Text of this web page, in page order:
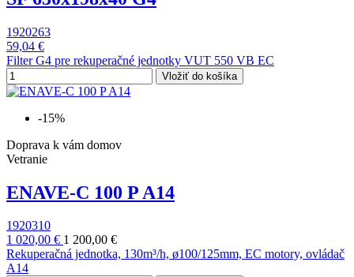
1920263
59,04 €
Filter G4 pre rekuperačné jednotky VUT 550 VB EC
Vložiť do košíka
-15%
Doprava k vám domov
Vetranie
ENAVE-C 100 P A14
1920310
1 020,00 € 1 200,00 €
Rekuperačná jednotka, 130m³/h, ø100/125mm, EC motory, ovládač
A14